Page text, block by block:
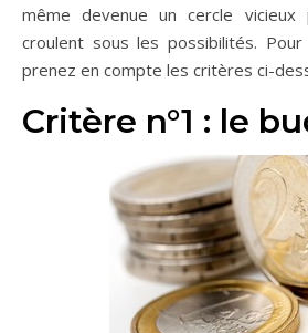
même devenue un cercle
croulent sous les possibilités.
prenez en compte les critères ci-
Critère n°1 : le